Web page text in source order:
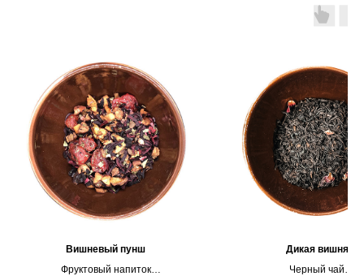
Вишневый пунш
Фруктовый напиток
Дикая вишня
Черный чай